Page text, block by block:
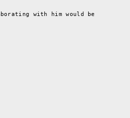
with him would be